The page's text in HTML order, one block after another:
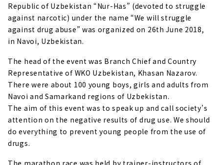
Republic of Uzbekistan “Nur-Has” (devoted to struggle
against narcotic) under the name “We will struggle
against drug abuse” was organized on 26th June 2018,
in Navoi, Uzbekistan.
The head of the event was Branch Chief and Country
Representative of WKO Uzbekistan, Khasan Nazarov.
There were about 100 young boys, girls and adults from
Navoi and Samarkand regions of Uzbekistan.
The aim of this event was to speak up and call society’s
attention on the negative results of drug use. We should
do everything to prevent young people from the use of
drugs.
The marathon race was held by trainer-instructors of